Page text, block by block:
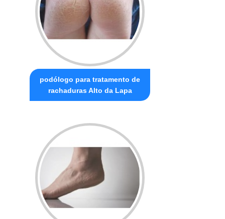
podólogo para tratamento de
rachaduras Alto da Lapa